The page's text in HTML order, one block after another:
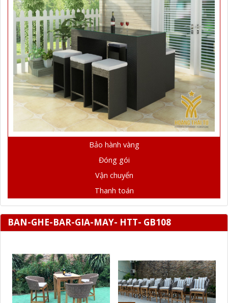
Bảo hành vàng
Đóng gói
Vận chuyển
Thanh toán
BAN-GHE-BAR-GIA-MAY- HTT- GB108